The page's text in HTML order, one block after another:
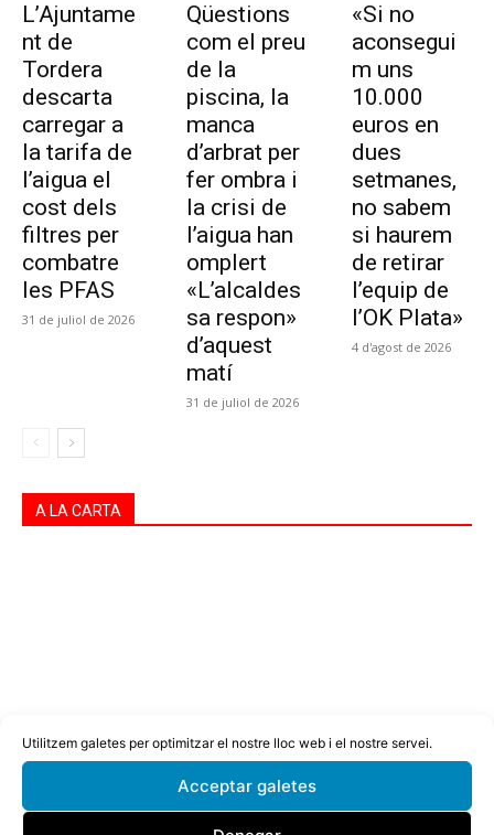
Utilitzem galetes per optimitzar el nostre lloc web i el nostre servei.
Acceptar galetes
L’Ajuntame
nt de
Tordera
descarta
carregar a
la tarifa de
l’aigua el
cost dels
filtres per
combatre
les PFAS
31 de juliol de 2026
Qüestions
com el preu
de la
piscina, la
manca
d’arbrat per
fer ombra i
la crisi de
l’aigua han
omplert
«L’alcaldes
sa respon»
d’aquest
matí
31 de juliol de 2026
«Si no
aconsegui
m uns
10.000
euros en
dues
setmanes,
no sabem
si haurem
de retirar
l’equip de
l’OK Plata»
4 d'agost de 2026
A LA CARTA